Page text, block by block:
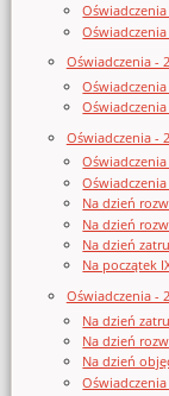
Oświadczenia -
Oświadczenia -
Na dzień
Na dzień
Na dzień
Na początek
Oświadczenia -
Na dzień
Na dzień
Na dzień